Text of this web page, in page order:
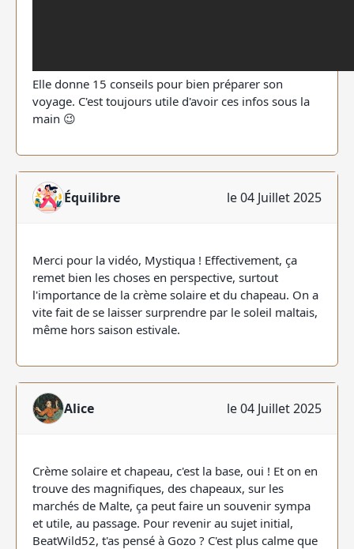
Elle donne 15 conseils pour bien préparer son
voyage. C'est toujours utile d'avoir ces infos sous la
main 😉
Équilibre le 04 Juillet 2025
Merci pour la vidéo, Mystiqua ! Effectivement, ça
remet bien les choses en perspective, surtout
l'importance de la crème solaire et du chapeau. On a
vite fait de se laisser surprendre par le soleil maltais,
même hors saison estivale.
Alice le 04 Juillet 2025
Crème solaire et chapeau, c'est la base, oui ! Et on en
trouve des magnifiques, des chapeaux, sur les
marchés de Malte, ça peut faire un souvenir sympa
et utile, au passage. Pour revenir au sujet initial,
BeatWild52, t'as pensé à Gozo ? C'est plus calme que